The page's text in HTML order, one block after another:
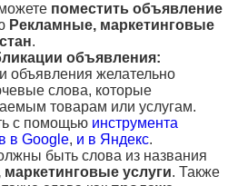
поместить объявление
Рекламные, маркетинговые
.
объявления:
объявления желательно
слова, которые
товарам или услугам.
с помощью инструмента
в Google, и в Яндекс.
быть слова из названия
услуги. Также